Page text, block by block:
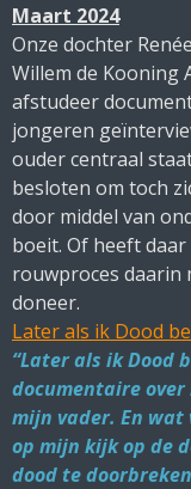
Maart 2024
Onze dochter
Willem de Kooning
afstudeer
jongeren
ouder centraal
besloten om toch
door middel van
boeit. Of heeft
rouwproces daarin
doneer.
Later als ik Dood
“Later als ik Dood
documentaire over
mijn vader. En wat
op mijn kijk op de
dood te